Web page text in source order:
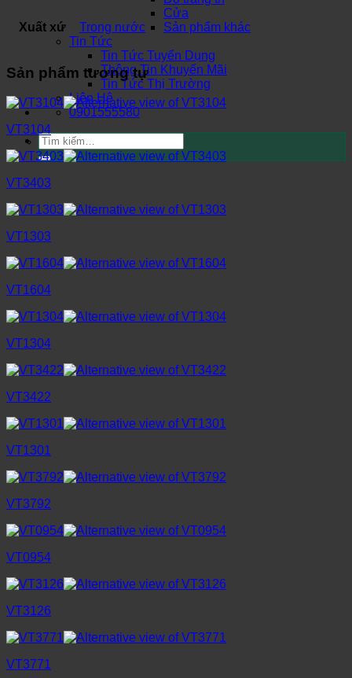
Cửa
Sản phẩm khác
Tin Tức
Tin Tức Tuyển Dụng
Thông Tin Khuyến Mãi
Tin Tức Thị Trường
Liên Hệ
0901555580
Tìm
kiếm:
Xuất xứ Trong nước
Sản phẩm tương tự
VT3104
VT3403
VT1303
VT1604
VT1304
VT3422
VT1301
VT3792
VT0954
VT3126
VT3771